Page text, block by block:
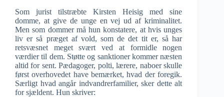
Som jurist tilstræbte Kirsten Heisig med sine
domme, at give de unge en vej ud af kriminalitet.
Men som dommer må hun konstatere, at hvis unges
liv er så præget af vold, som de det tit er, så har
retsvæsnet meget svært ved at formidle nogen
værdier til dem. Støtte og sanktioner kommer næsten
altid for sent. Pædagoger, polti, lærere, naboer skulle
først overhovedet have bemærket, hvad der foregik.
Særligt hvad angår indvandrerfamilier, sker dette alt
for sjældent. Hun skriver: